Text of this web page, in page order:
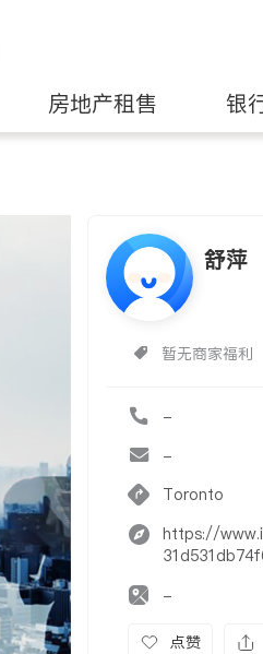
房地产租售 银
舒萍
暂无商家福利
-
-
Toronto
https://
-
点赞